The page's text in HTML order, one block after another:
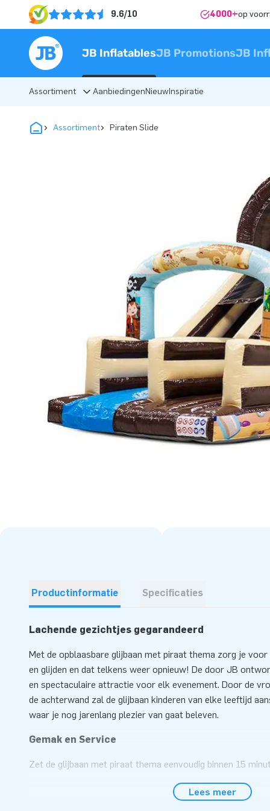
9.6/10 4000+op
JB InflatablesJB PromotionsJB
Assortiment AanbiedingenNieuwInspiratie
Assortiment Piraten Slide
Productinformatie Specificaties
Lachende gezichtjes gegarandeerd
Met de opblaasbare glijbaan met piraat thema zorg je voor
en glijden en dat telkens weer opnieuw! De door JB
en spectaculaire attractie voor elk evenement. Door de
de achterwand zal de glijbaan kinderen van elke leeftijd
waar je nog jarenlang plezier van gaat beleven.
Gemak en Service
Zet de glijbaan met piraat thema eenvoudig binnen 15
De glijbaan is voorzien van een vervangbaar glij- en
Lees meer